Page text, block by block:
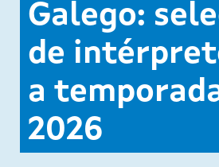
Galego:
de
a
2026